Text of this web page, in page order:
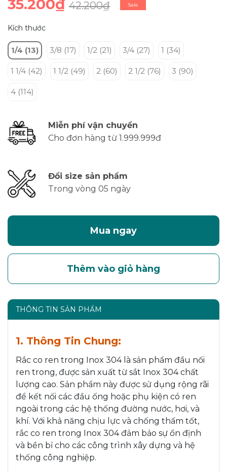
35.200₫ 42.200₫ Sale
Kích thước
1/4 (13) 3/8 (17) 1/2 (21) 3/4 (27) 1 (34)
1 1/4 (42) 1 1/2 (49) 2 (60) 2 1/2 (76) 3 (90)
4 (114)
Miễn phí vận chuyển
Cho đơn hàng từ 1.999.999đ
Đổi size sản phẩm
Trong vòng 05 ngày
Mua ngay
Thêm vào giỏ hàng
THÔNG TIN SẢN PHẨM
1. Thông Tin Chung:
Rắc co ren trong Inox 304 là sản phẩm đầu nối
ren trong, được sản xuất từ sắt Inox 304 chất
lượng cao. Sản phẩm này được sử dụng rộng rãi
để kết nối các đầu ống hoặc phụ kiện có ren
ngoài trong các hệ thống đường nước, hơi, và
khí. Với khả năng chịu lực và chống thấm tốt,
rắc co ren trong Inox 304 đảm bảo sự ổn định
và bền bỉ cho các công trình xây dựng và hệ
thống công nghiệp.